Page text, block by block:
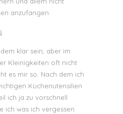
anzufangen.
klar sein, aber im
Kleinigkeiten oft nicht
es mir so. Nach dem ich
Küchenutensilien
ich ja zu vorschnell
ich was ich vergessen